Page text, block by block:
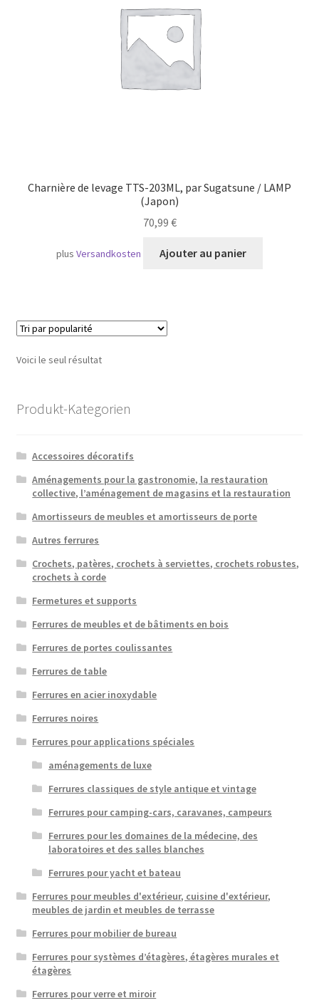
Charnière de levage TTS-203ML, par Sugatsune / LAMP
(Japon)
70,99 €
plusVersandkosten Ajouter au panier
Voici le seul résultat
Produkt-Kategorien
Accessoires décoratifs
Aménagements pour la gastronomie, la restauration
collective, l’aménagement de magasins et la restauration
Amortisseurs de meubles et amortisseurs de porte
Autres ferrures
Crochets, patères, crochets à serviettes, crochets robustes,
crochets à corde
Fermetures et supports
Ferrures de meubles et de bâtiments en bois
Ferrures de portes coulissantes
Ferrures de table
Ferrures en acier inoxydable
Ferrures noires
Ferrures pour applications spéciales
aménagements de luxe
Ferrures classiques de style antique et vintage
Ferrures pour camping-cars, caravanes, campeurs
Ferrures pour les domaines de la médecine, des
laboratoires et des salles blanches
Ferrures pour yacht et bateau
Ferrures pour meubles d'extérieur, cuisine d'extérieur,
meubles de jardin et meubles de terrasse
Ferrures pour mobilier de bureau
Ferrures pour systèmes d’étagères, étagères murales et
étagères
Ferrures pour verre et miroir